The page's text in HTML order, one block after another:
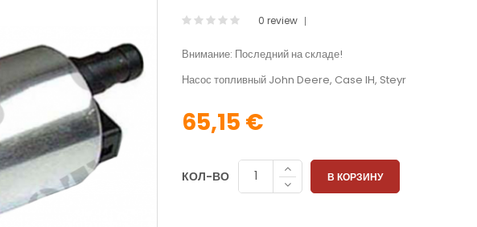
0 review
Внимание: Последний на складе!
Насос топливный John Deere, Case IH, Steyr
65,15 €
КОЛ-ВО В КОРЗИНУ